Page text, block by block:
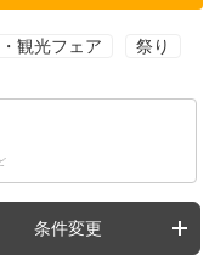
観光フェア 祭り
条件変更